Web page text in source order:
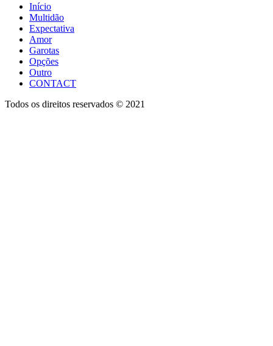
Início
Multidão
Expectativa
Amor
Garotas
Opções
Outro
CONTACT
Todos os direitos reservados © 2021